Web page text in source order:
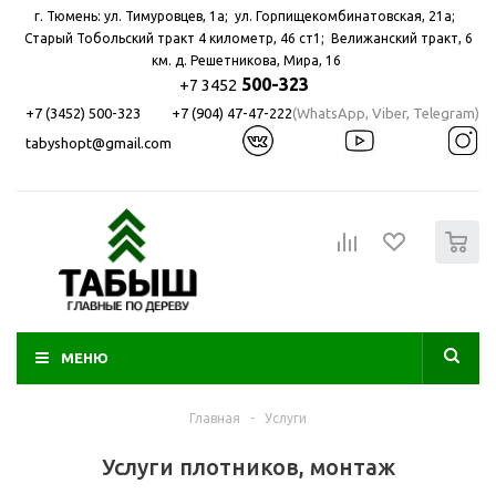
г. Тюмень: ул. Тимуровцев, 1а; ул. Горпищекомбинатовская, 21а; ​
Старый Тобольский тракт 4 километр, 46 ст1; Велижанский тракт, 6
км. д. Решетникова, Мира, 16
+7 3452 500-323
+7 (3452) 500-323 +7 (904) 47-47-222(WhatsApp, Viber, Telegram)
tabyshopt@gmail.com
МЕНЮ
Главная - Услуги
Услуги плотников, монтаж